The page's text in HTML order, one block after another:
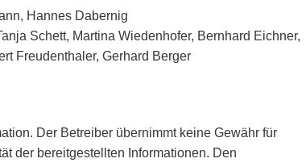
Hannes Dabernig
Schett, Martina Wiedenhofer, Bernhard Eichner,
Freudenthaler, Gerhard Berger
Der Betreiber übernimmt keine Gewähr für
der bereitgestellten Informationen. Den